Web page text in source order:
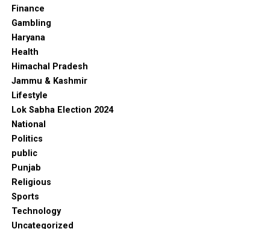
Finance
Gambling
Haryana
Health
Himachal Pradesh
Jammu & Kashmir
Lifestyle
Lok Sabha Election 2024
National
Politics
public
Punjab
Religious
Sports
Technology
Uncategorized